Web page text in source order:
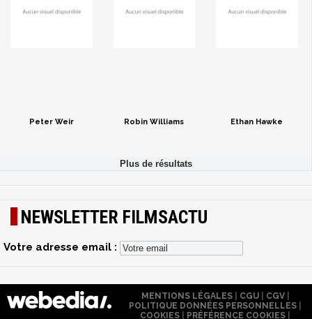
Peter Weir Robin Williams Ethan Hawke
NEWSLETTER FILMSACTU
Votre adresse email :
MENTIONS LÉGALES| CGU| CGV|
POLITIQUE DONNÉES PERSONNELLES
COOKIES
PRÉFÉRENCE COOKIES